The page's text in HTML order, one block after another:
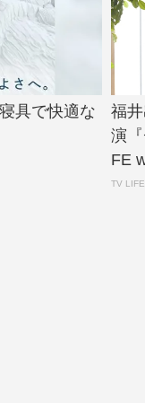
具で快適な
福
演
FE
TV LIFE